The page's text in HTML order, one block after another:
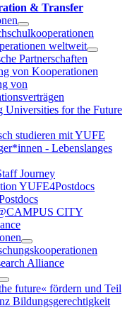
& Transfer
weltweit
Partnerschaften
von Kooperationen
von
Universities for the Future
studieren mit YUFE
- Lebenslanges
Journey
YUFE4Postdocs
CITY
Alliance
future« fördern und Teil
Bildungsgerechtigkeit